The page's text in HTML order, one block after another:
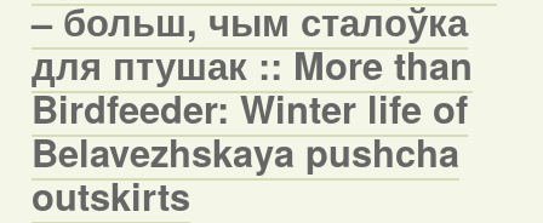
– больш, чым сталоўка
для птушак :: More than
Birdfeeder: Winter life of
Belavezhskaya pushcha
outskirts